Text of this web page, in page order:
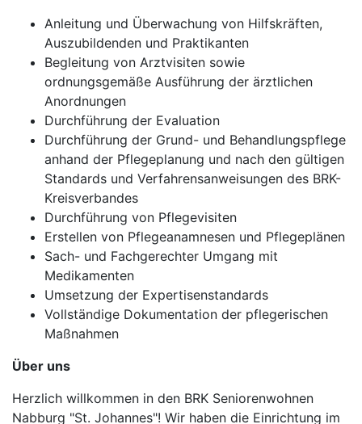
Anleitung und Überwachung von Hilfskräften,
Auszubildenden und Praktikanten
Begleitung von Arztvisiten sowie
ordnungsgemäße Ausführung der ärztlichen
Anordnungen
Durchführung der Evaluation
Durchführung der Grund- und Behandlungspflege
anhand der Pflegeplanung und nach den gültigen
Standards und Verfahrensanweisungen des BRK-
Kreisverbandes
Durchführung von Pflegevisiten
Erstellen von Pflegeanamnesen und Pflegeplänen
Sach- und Fachgerechter Umgang mit
Medikamenten
Umsetzung der Expertisenstandards
Vollständige Dokumentation der pflegerischen
Maßnahmen
Über uns
Herzlich willkommen in den BRK Seniorenwohnen
Nabburg "St. Johannes"! Wir haben die Einrichtung im